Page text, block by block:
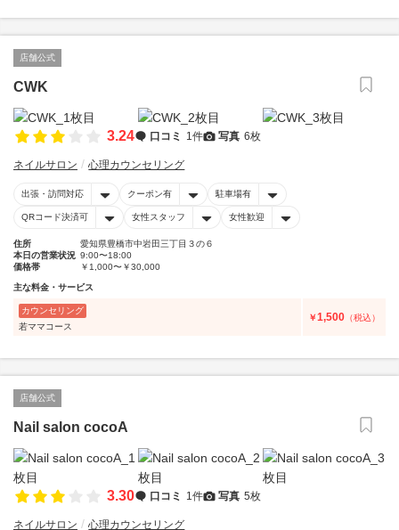
店舗公式
CWK
3.24 口コミ 1件 写真 6枚
ネイルサロン 心理カウンセリング
出張・訪問対応 クーポン有 駐車場有
QRコード決済可 女性スタッフ 女性歓迎
住所
愛知県豊橋市中岩田三丁目３の６
本日の営業状況 9:00〜18:00
価格帯
￥1,000〜￥30,000
主な料金・サービス
カウンセリング
若ママコース
￥1,500 （税込）
店舗公式
Nail salon cocoA
3.30 口コミ 1件 写真 5枚
ネイルサロン 心理カウンセリング